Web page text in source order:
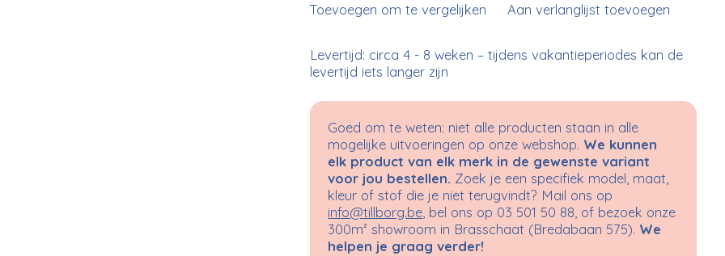
Toevoegen om te vergelijken Aan verlanglijst toevoegen
Levertijd: circa 4 - 8 weken – tijdens vakantieperiodes kan de
levertijd iets langer zijn
Goed om te weten: niet alle producten staan in alle
mogelijke uitvoeringen op onze webshop. We kunnen
elk product van elk merk in de gewenste variant
voor jou bestellen. Zoek je een specifiek model, maat,
kleur of stof die je niet terugvindt? Mail ons op
info@tillborg.be , bel ons op 03 501 50 88, of bezoek onze
300m² showroom in Brasschaat (Bredabaan 575). We
helpen je graag verder!